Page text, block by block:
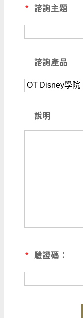
* 諮詢主題
諮詢產品
說明
* 驗證碼：